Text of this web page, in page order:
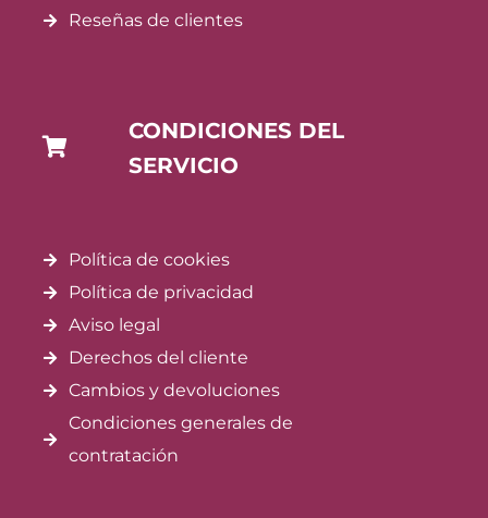
Reseñas de clientes
CONDICIONES DEL
SERVICIO
Política de cookies
Política de privacidad
Aviso legal
Derechos del cliente
Cambios y devoluciones
Condiciones generales de
contratación